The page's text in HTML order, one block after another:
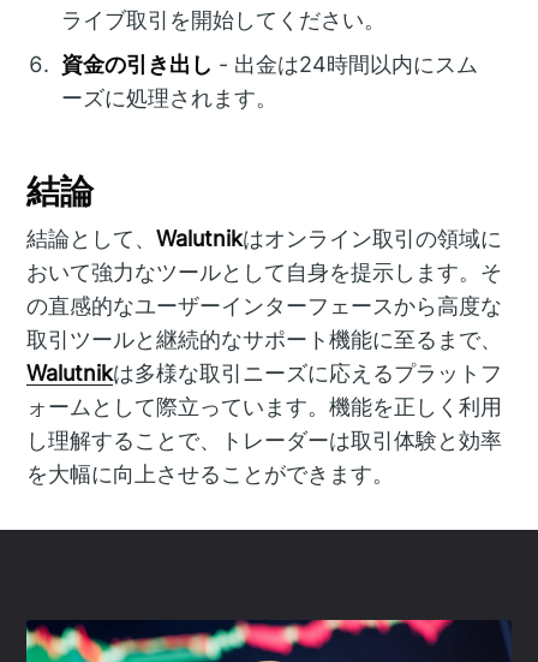
ライブ取引を開始してください。
資金の引き出し - 出金は24時間以内にスム
ーズに処理されます。
結論
結論として、Walutnikはオンライン取引の領域に
おいて強力なツールとして自身を提示します。そ
の直感的なユーザーインターフェースから高度な
取引ツールと継続的なサポート機能に至るまで、
Walutnikは多様な取引ニーズに応えるプラットフ
ォームとして際立っています。機能を正しく利用
し理解することで、トレーダーは取引体験と効率
を大幅に向上させることができます。